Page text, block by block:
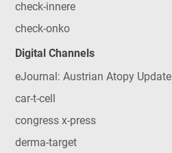
check-innere
check-onko
Digital Channels
eJournal: Austrian Atopy Update
car-t-cell
congress x-press
derma-target